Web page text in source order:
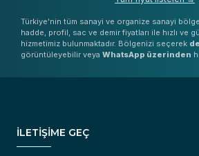
Türkiye'nin tüm sanayi ve organize sanayi
hadde, profil, sac ve demir fiyatları ile hızlı ve
hizmetimiz bulunmaktadır. Bölgenizi seçerek
görüntüleyebilir veya WhatsApp üzerinden
İLETİŞİME GEÇ